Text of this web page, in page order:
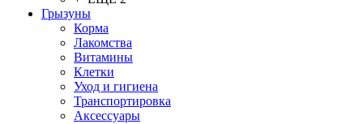
Грызуны
Корма
Лакомства
Витамины
Клетки
Уход и гигиена
Транспортировка
Аксессуары